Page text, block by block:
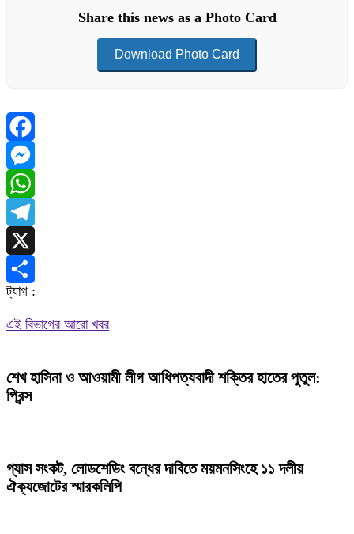
Share this news as a Photo Card
Download Photo Card
Facebook
Messenger
WhatsApp
Telegram
X
Share
ট্যাগ :
এই বিভাগের আরো খবর
শেখ হাসিনা ও আওয়ামী লীগ আধিপত্যবাদী শক্তির হাতের পুতুল:
প্রিন্স
গ্যাস সংকট, লোডশেডিং বন্ধের দাবিতে ময়মনসিংহে ১১ দলীয়
ঐক্যজোটের স্মারকলিপি